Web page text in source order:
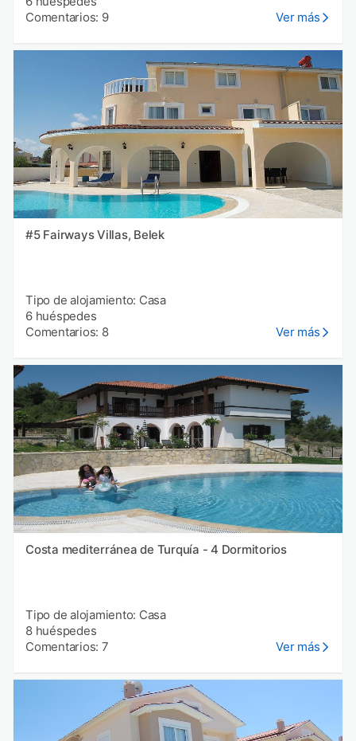
Comentarios: 9
Ver más
#5 Fairways Villas, Belek
Tipo de alojamiento: Casa
6 huéspedes
Comentarios: 8
Ver más
Costa mediterránea de Turquía - 4 Dormitorios
Tipo de alojamiento: Casa
8 huéspedes
Comentarios: 7
Ver más